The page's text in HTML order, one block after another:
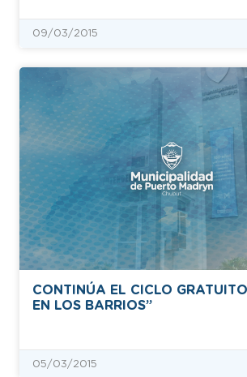
09/03/2015
CONTINÚA EL CICLO
EN LOS BARRIOS”
05/03/2015